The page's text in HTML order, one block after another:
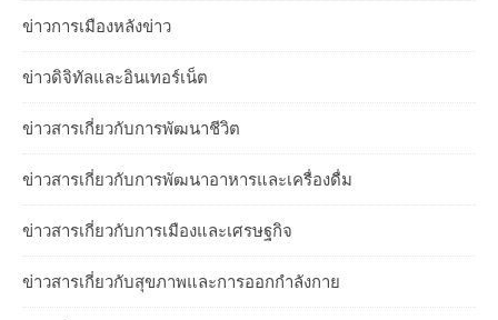
ข่าวการเมืองหลังข่าว
ข่าวดิจิทัลและอินเทอร์เน็ต
ข่าวสารเกี่ยวกับการพัฒนาชีวิต
ข่าวสารเกี่ยวกับการพัฒนาอาหารและเครื่องดื่ม
ข่าวสารเกี่ยวกับการเมืองและเศรษฐกิจ
ข่าวสารเกี่ยวกับสุขภาพและการออกกำลังกาย